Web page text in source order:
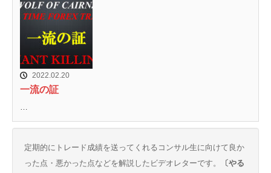
2022.02.20
一流の証
定期的にトレード成績を送ってくれるコンサル生に向けて良か
った点・悪かった点などを解説したビデオレターです。
〔やる